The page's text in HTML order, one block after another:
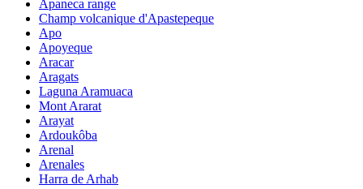
Apaneca range
Champ volcanique d'Apastepeque
Apo
Apoyeque
Aracar
Aragats
Laguna Aramuaca
Mont Ararat
Arayat
Ardoukôba
Arenal
Arenales
Harra de Arhab